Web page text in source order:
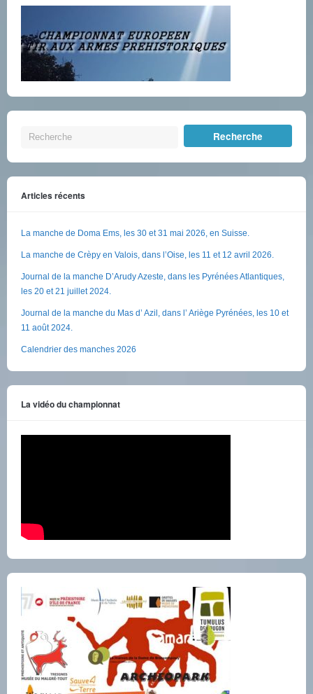
Articles récents
La manche de Doma Ems, les 30 et 31 mai 2026, en Suisse.
La manche de Crèpy en Valois, dans l’Oise, les 11 et 12 avril 2026.
Journal de la manche D’Arudy Azeste, dans les Pyrénées Atlantiques,
les 20 et 21 juillet 2024.
Journal de la manche du Mas d’ Azil, dans l’ Ariège Pyrénées, les 10 et
11 août 2024.
Calendrier des manches 2026
La vidéo du championnat